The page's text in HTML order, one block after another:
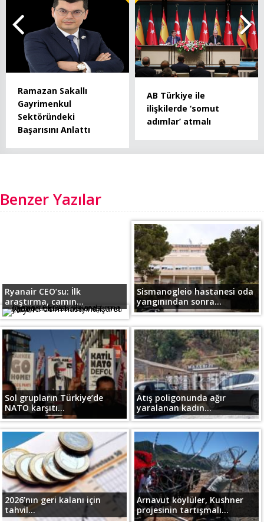
Ramazan Sakallı
Gayrimenkul
Sektöründeki
Başarısını Anlattı
AB Türkiye ile
ilişkilerde ‘somut
adımlar’ atmalı
Benzer Yazılar
Ryanair CEO’su: İlk
araştırma, camın...
Sismanogleio hastanesi oda
yangınından sonra...
Sol grupların Türkiye’de
NATO karşıtı...
Atış poligonunda ağır
yaralanan kadın...
2026’nın geri kalanı için
tahvil...
Arnavut köylüler, Kushner
projesinin tartışmalı...